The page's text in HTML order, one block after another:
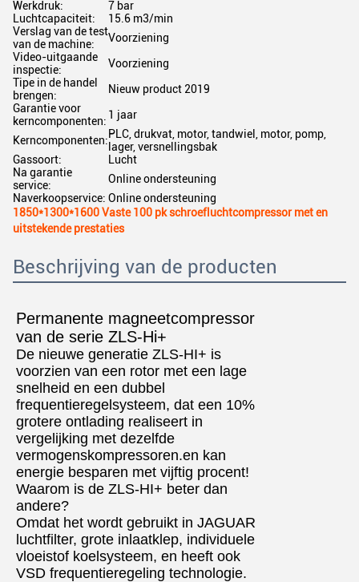
Werkdruk:
7 bar
Luchtcapaciteit:
15.6 m3/min
Verslag van de test
van de machine:
Voorziening
Video-uitgaande
inspectie:
Voorziening
Tipe in de handel
brengen:
Nieuw product 2019
Garantie voor
kerncomponenten: 1 jaar
Kerncomponenten:PLC, drukvat, motor, tandwiel, motor, pomp,
lager, versnellingsbak
Gassoort:
Lucht
Na garantie
service:
Online ondersteuning
Naverkoopservice: Online ondersteuning
1850*1300*1600 Vaste 100 pk schroefluchtcompressor met en
uitstekende prestaties
Beschrijving van de producten
Permanente magneetcompressor
van de serie ZLS-Hi+
De nieuwe generatie ZLS-HI+ is
voorzien van een rotor met een lage
snelheid en een dubbel
frequentieregelsysteem, dat een 10%
grotere ontlading realiseert in
vergelijking met dezelfde
vermogenskompressoren.en kan
energie besparen met vijftig procent!
Waarom is de ZLS-HI+ beter dan
andere?
Omdat het wordt gebruikt in JAGUAR
luchtfilter, grote inlaatklep, individuele
vloeistof koelsysteem, en heeft ook
VSD frequentieregeling technologie.